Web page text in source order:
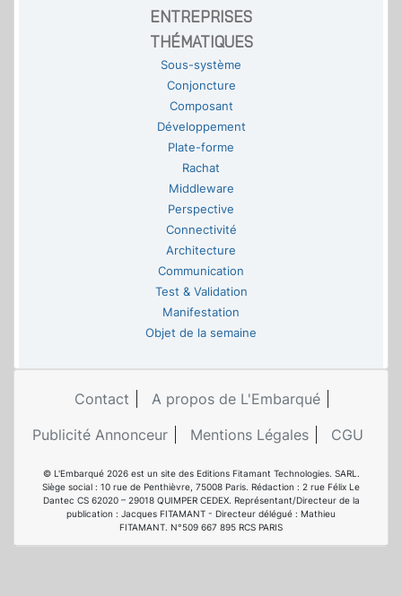
ENTREPRISES
THÉMATIQUES
Sous-système
Conjoncture
Composant
Développement
Plate-forme
Rachat
Middleware
Perspective
Connectivité
Architecture
Communication
Test & Validation
Manifestation
Objet de la semaine
Contact
A propos de L'Embarqué
Publicité Annonceur
Mentions Légales CGU
© L'Embarqué 2026 est un site des Editions Fitamant Technologies. SARL.
Siège social : 10 rue de Penthièvre, 75008 Paris. Rédaction : 2 rue Félix Le
Dantec CS 62020 – 29018 QUIMPER CEDEX. Représentant/Directeur de la
publication : Jacques FITAMANT - Directeur délégué : Mathieu
FITAMANT. N°509 667 895 RCS PARIS